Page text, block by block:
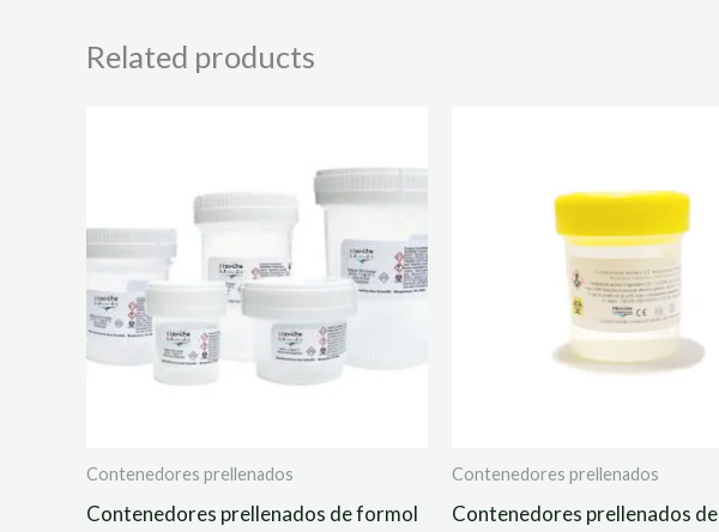
Related products
Contenedores prellenados
Contenedores prellenados de formol
Contenedores prellenados
Contenedores prellenados de